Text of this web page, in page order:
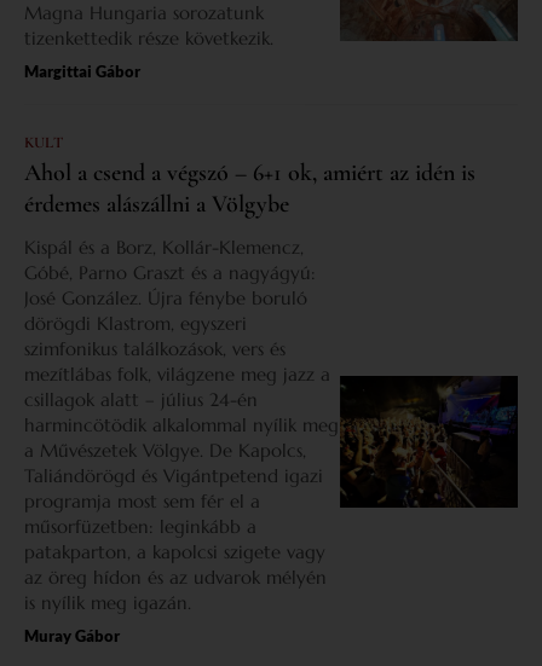
Magna Hungaria sorozatunk
tizenkettedik része következik.
Margittai Gábor
KULT
Ahol a csend a végszó – 6+1 ok, amiért az idén is
érdemes alászállni a Völgybe
Kispál és a Borz, Kollár-Klemencz,
Góbé, Parno Graszt és a nagyágyú:
José González. Újra fénybe boruló
dörögdi Klastrom, egyszeri
szimfonikus találkozások, vers és
mezítlábas folk, világzene meg jazz a
csillagok alatt – július 24-én
harmincötödik alkalommal nyílik meg
a Művészetek Völgye. De Kapolcs,
Taliándörögd és Vigántpetend igazi
programja most sem fér el a
műsorfüzetben: leginkább a
patakparton, a kapolcsi szigete vagy
az öreg hídon és az udvarok mélyén
is nyílik meg igazán.
Muray Gábor